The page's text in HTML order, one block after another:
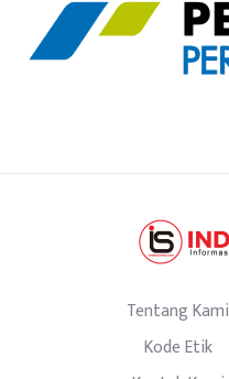
Tentang Kami
Kode Etik